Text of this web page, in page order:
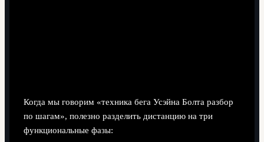
Когда мы говорим «техника бега Усэйна Болта разбор
по шагам», полезно разделить дистанцию на три
функциональные фазы: